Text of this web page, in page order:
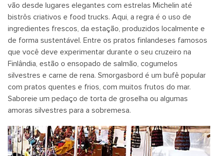
vão desde lugares elegantes com estrelas Michelin até
bistrôs criativos e food trucks. Aqui, a regra é o uso de
ingredientes frescos, da estação, produzidos localmente e
de forma sustentável. Entre os pratos finlandeses famosos
que você deve experimentar durante o seu cruzeiro na
Finlândia, estão o ensopado de salmão, cogumelos
silvestres e carne de rena. Smorgasbord é um bufê popular
com pratos quentes e frios, com muitos frutos do mar.
Saboreie um pedaço de torta de groselha ou algumas
amoras silvestres para a sobremesa.